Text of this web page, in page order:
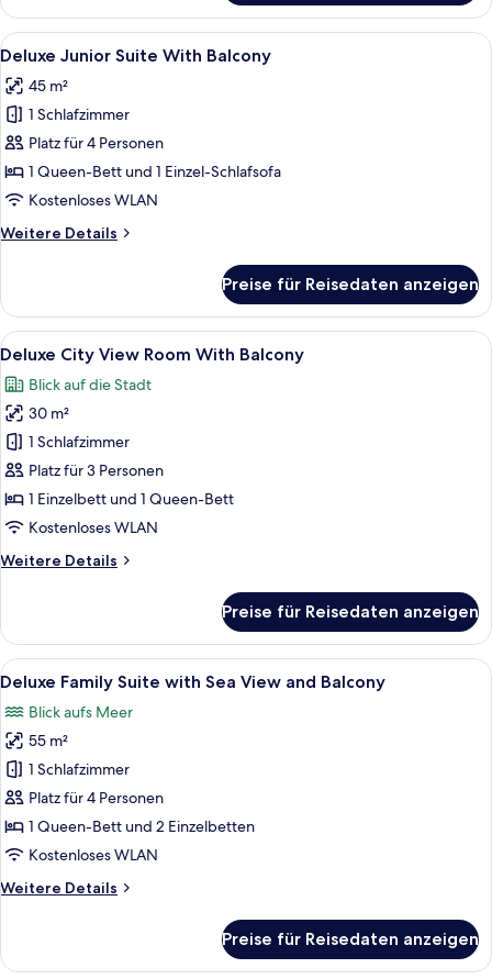
Zimmer,
Balkon,
Meerblick
Alle
Fotos
für
Deluxe
Junior
Suite
With
anzeigen
Ein modernes Hotelzimmer mit einer
4
Deluxe Junior Suite With Balcony
45 m²
1 Schlafzimmer
Platz für 4 Personen
1 Queen-Bett und 1 Einzel-Schlafsofa
Kostenloses WLAN
Weitere Details
Weitere
Junior
Suite
With
Preise für Reisedaten anzeigen
Alle
Fotos
für
Deluxe
City
View
Room
With
anzeigen
Ein modernes Hotelzimmer mit zwei
13
Deluxe City View Room With Balcony
Blick auf die Stadt
30 m²
1 Schlafzimmer
Platz für 3 Personen
1 Einzelbett und 1 Queen-Bett
Kostenloses WLAN
Weitere Details
Weitere
City
View
Room
Balcony
Preise für Reisedaten anzeigen
Alle
Fotos
für
Deluxe
Family
Suite
with
Sea
and
Ein modernes Hotelzimmer mit
7
Deluxe Family Suite with Sea View and Balcony
Blick aufs Meer
55 m²
1 Schlafzimmer
Platz für 4 Personen
1 Queen-Bett und 2 Einzelbetten
Kostenloses WLAN
Weitere Details
Weitere
Family
Preise für Reisedaten anzeigen